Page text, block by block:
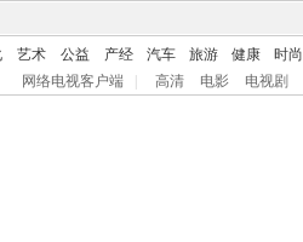
艺术 公益 产经 汽车 旅游 健康 时尚
网络电视客户端 高清 电影 电视剧